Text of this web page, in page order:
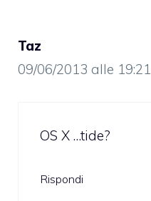
Taz
09/06/2013 alle 19:21
OS X …tide?
Rispondi